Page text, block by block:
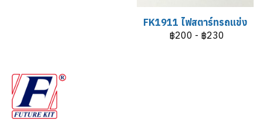
FK1911 ไฟสตาร์ทรถแข่ง
฿200 - ฿230